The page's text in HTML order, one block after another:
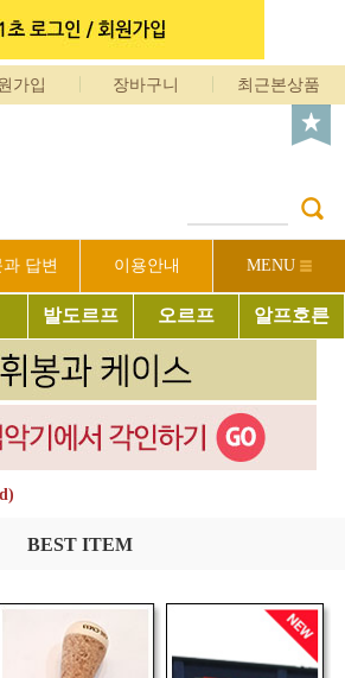
가입 장바구니 최근본상품
과 답변 이용안내 MENU
발도르프 오르프 알프호른
BEST ITEM